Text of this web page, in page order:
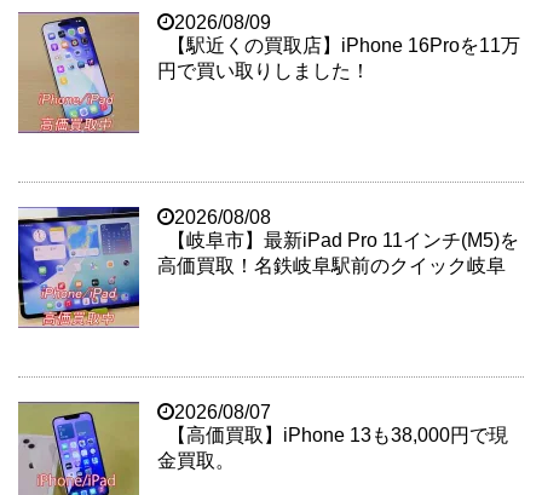
2026/08/09
【駅近くの買取店】iPhone 16Proを11万
円で買い取りしました！
2026/08/08
【岐阜市】最新iPad Pro 11インチ(M5)を
高価買取！名鉄岐阜駅前のクイック岐阜
2026/08/07
【高価買取】iPhone 13も38,000円で現
金買取。